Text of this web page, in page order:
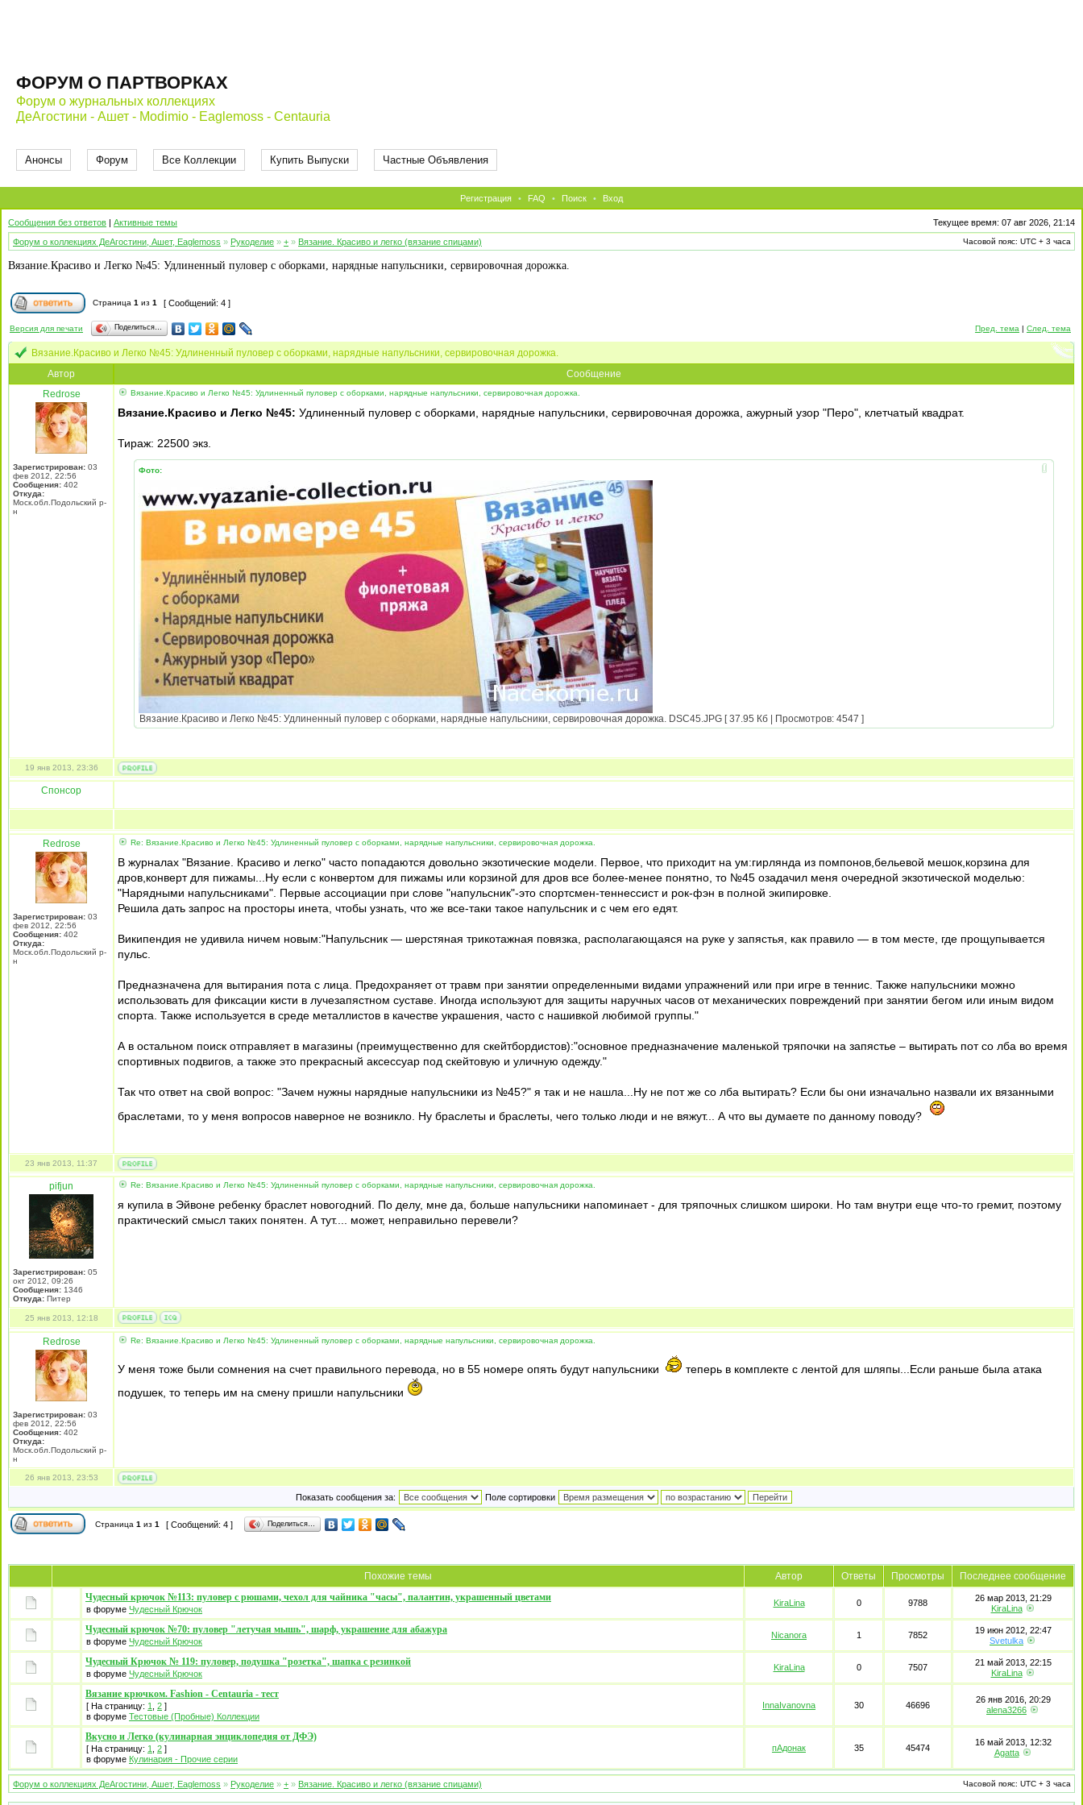
ФОРУМ О ПАРТВОРКАХ
Форум о журнальных коллекциях
ДеАгостини - Ашет - Modimio - Eaglemoss - Centauria
Анонсы Форум Все Коллекции Купить Выпуски Частные Объявления
Регистрация • FAQ • Поиск • Вход
Сообщения без ответов | Активные темы
Текущее время: 07 авг 2026, 21:14
Форум о коллекциях ДеАгостини, Ашет, Eaglemoss » Рукоделие » + » Вязание. Красиво и легко (вязание спицами) Часовой пояс: UTC + 3 часа
Вязание.Красиво и Легко №45: Удлиненный пуловер с оборками, нарядные напульсники, сервировочная дорожка.
Страница 1 из 1 [ Сообщений: 4 ]
Версия для печати Поделиться… Пред. тема | След. тема
Вязание.Красиво и Легко №45: Удлиненный пуловер с оборками, нарядные напульсники, сервировочная дорожка.
Автор
Сообщение
Redrose
Зарегистрирован: 03
фев 2012, 22:56
Сообщения: 402
Откуда:
Моск.обл.Подольский р-
н
Вязание.Красиво и Легко №45: Удлиненный пуловер с оборками, нарядные напульсники, сервировочная дорожка.
Вязание.Красиво и Легко №45: Удлиненный пуловер с оборками, нарядные напульсники, сервировочная дорожка, ажурный узор "Перо", клетчатый квадрат.
Тираж: 22500 экз.
Фото:
Вязание.Красиво и Легко №45: Удлиненный пуловер с оборками, нарядные напульсники, сервировочная дорожка. DSC45.JPG [ 37.95 Кб | Просмотров: 4547 ]
19 янв 2013, 23:36
Спонсор
Redrose
Зарегистрирован: 03
фев 2012, 22:56
Сообщения: 402
Откуда:
Моск.обл.Подольский р-
н
Re: Вязание.Красиво и Легко №45: Удлиненный пуловер с оборками, нарядные напульсники, сервировочная дорожка.
В журналах "Вязание. Красиво и легко" часто попадаются довольно экзотические модели. Первое, что приходит на ум:гирлянда из помпонов,бельевой мешок,корзина для
дров,конверт для пижамы...Ну если с конвертом для пижамы или корзиной для дров все более-менее понятно, то №45 озадачил меня очередной экзотической моделью:
"Нарядными напульсниками". Первые ассоциации при слове "напульсник"-это спортсмен-теннессист и рок-фэн в полной экипировке.
Решила дать запрос на просторы инета, чтобы узнать, что же все-таки такое напульсник и с чем его едят.
Википендия не удивила ничем новым:"Напульсник — шерстяная трикотажная повязка, располагающаяся на руке у запястья, как правило — в том месте, где прощупывается
пульс.
Предназначена для вытирания пота с лица. Предохраняет от травм при занятии определенными видами упражнений или при игре в теннис. Также напульсники можно
использовать для фиксации кисти в лучезапястном суставе. Иногда используют для защиты наручных часов от механических повреждений при занятии бегом или иным видом
спорта. Также используется в среде металлистов в качестве украшения, часто с нашивкой любимой группы."
А в остальном поиск отправляет в магазины (преимущественно для скейтбордистов):"основное предназначение маленькой тряпочки на запястье – вытирать пот со лба во время
спортивных подвигов, а также это прекрасный аксессуар под скейтовую и уличную одежду."
Так что ответ на свой вопрос: "Зачем нужны нарядные напульсники из №45?" я так и не нашла...Ну не пот же со лба вытирать? Если бы они изначально назвали их вязанными
браслетами, то у меня вопросов наверное не возникло. Ну браслеты и браслеты, чего только люди и не вяжут... А что вы думаете по данному поводу?
23 янв 2013, 11:37
pifjun
Зарегистрирован: 05
окт 2012, 09:26
Сообщения: 1346
Откуда: Питер
Re: Вязание.Красиво и Легко №45: Удлиненный пуловер с оборками, нарядные напульсники, сервировочная дорожка.
я купила в Эйвоне ребенку браслет новогодний. По делу, мне да, больше напульсники напоминает - для тряпочных слишком широки. Но там внутри еще что-то гремит, поэтому
практический смысл таких понятен. А тут.... может, неправильно перевели?
25 янв 2013, 12:18
Redrose
Зарегистрирован: 03
фев 2012, 22:56
Сообщения: 402
Откуда:
Моск.обл.Подольский р-
н
Re: Вязание.Красиво и Легко №45: Удлиненный пуловер с оборками, нарядные напульсники, сервировочная дорожка.
У меня тоже были сомнения на счет правильного перевода, но в 55 номере опять будут напульсники
теперь в комплекте с лентой для шляпы...Если раньше была атака
подушек, то теперь им на смену пришли напульсники
26 янв 2013, 23:53
Показать сообщения за: Поле сортировки
Страница 1 из 1 [ Сообщений: 4 ] Поделиться…
Похожие темы Автор Ответы Просмотры
Последнее сообщение
Чудесный крючок №113: пуловер с рюшами, чехол для чайника "часы", палантин, украшенный цветами
в форуме Чудесный Крючок
KiraLina 0 9788
26 мар 2013, 21:29
KiraLina
Чудесный крючок №70: пуловер "летучая мышь", шарф, украшение для абажура
в форуме Чудесный Крючок
Nicanora 1 7852
19 июн 2012, 22:47
Svetulka
Чудесный Крючок № 119: пуловер, подушка "розетка", шапка с резинкой
в форуме Чудесный Крючок
KiraLina 0 7507
21 май 2013, 22:15
KiraLina
Вязание крючком. Fashion - Centauria - тест
[ На страницу: 1 2 ]
в форуме Тестовые (Пробные) Коллекции
InnaIvanovna 30 46696
26 янв 2016, 20:29
alena3266
Вкусно и Легко (кулинарная энциклопедия от ДФЭ)
[ На страницу: 1 2 ]
в форуме Кулинария - Прочие серии
пАдонак 35 45474
16 май 2013, 12:32
Agatta
Форум о коллекциях ДеАгостини, Ашет, Eaglemoss » Рукоделие » + » Вязание. Красиво и легко (вязание спицами) Часовой пояс: UTC + 3 часа